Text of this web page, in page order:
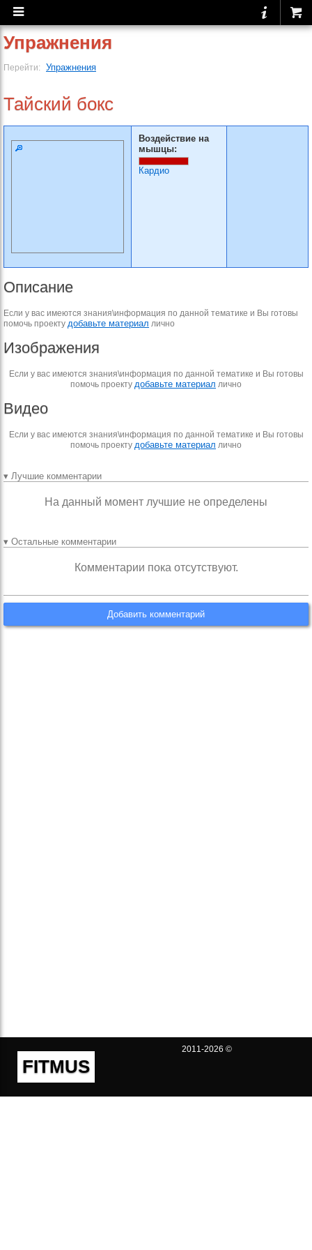
Упражнения
Перейти: Упражнения
Тайский бокс
Воздействие на
мышцы:
Кардио
Описание
Если у вас имеются знания\информация по данной тематике и Вы готовы
помочь проекту добавьте материал лично
Изображения
Если у вас имеются знания\информация по данной тематике и Вы готовы
помочь проекту добавьте материал лично
Видео
Если у вас имеются знания\информация по данной тематике и Вы готовы
помочь проекту добавьте материал лично
▾ Лучшие комментарии
На данный момент лучшие не определены
▾ Остальные комментарии
Комментарии пока отсутствуют.
Добавить комментарий
FITMUS
2011-2026 ©